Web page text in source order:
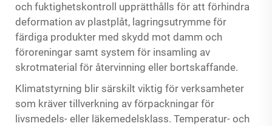
och fuktighetskontroll upprätthålls för att förhindra
deformation av plastplåt, lagringsutrymme för
färdiga produkter med skydd mot damm och
föroreningar samt system för insamling av
skrotmaterial för återvinning eller bortskaffande.
Klimatstyrning blir särskilt viktig för verksamheter
som kräver tillverkning av förpackningar för
livsmedels- eller läkemedelsklass. Temperatur- och